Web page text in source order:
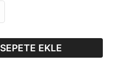
SEPETE EKLE